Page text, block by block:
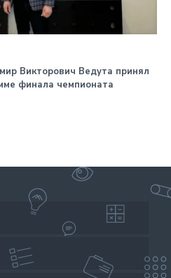
Викторович Ведута принял
финала чемпионата